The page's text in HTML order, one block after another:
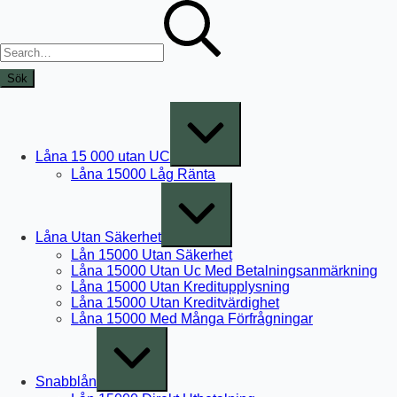
Låna 15 000 utan UC
Låna 15000 Låg Ränta
Låna Utan Säkerhet
Lån 15000 Utan Säkerhet
Låna 15000 Utan Uc Med Betalningsanmärkning
Låna 15000 Utan Kreditupplysning
Låna 15000 Utan Kreditvärdighet
Låna 15000 Med Många Förfrågningar
Snabblån